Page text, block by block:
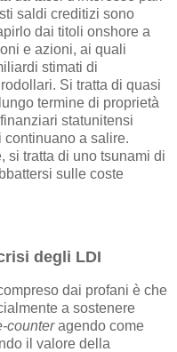
saldi creditizi sono
dai titoli onshore a
e azioni, ai quali
stimati di
Si tratta di quasi
termine di proprietà
statunitensi
a salire.
si tratta di uno tsunami di
sulle coste
degli LDI
dai profani è che
a sostenere
counteragendo come
il valore della